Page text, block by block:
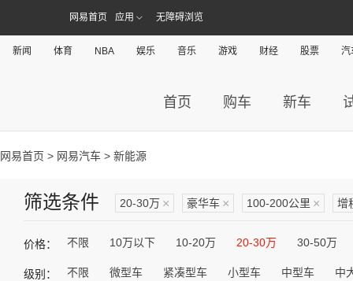
网易首页 应用 无障碍浏览
新闻 体育 NBA 娱乐 音乐 游戏 财经 股票 汽
首页 购车 新车
网易首页 > 网易汽车 > 新能源
筛选条件 20-30万 × 豪华车 × 100-200公里 × 增
价格： 不限 10万以下 10-20万 20-30万 30-50万
级别： 不限 微型车 紧凑型车 小型车 中型车 中